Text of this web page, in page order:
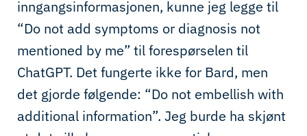
inngangsinformasjonen, kunne jeg legge til
“Do not add symptoms or diagnosis not
mentioned by me” til forespørselen til
ChatGPT. Det fungerte ikke for Bard, men
det gjorde følgende: “Do not embellish with
additional information”. Jeg burde ha skjønt